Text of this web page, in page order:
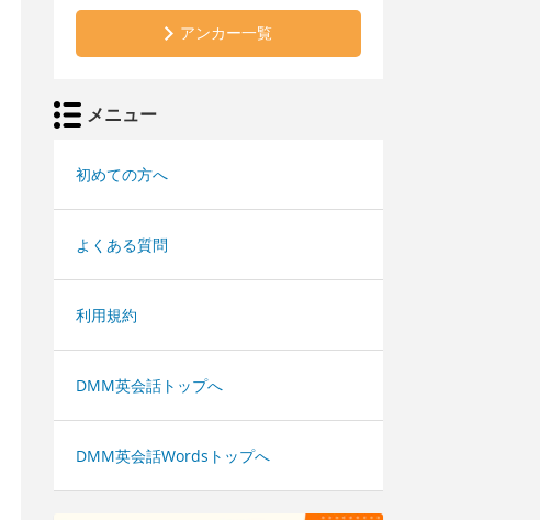
アンカー一覧
メニュー
初めての方へ
よくある質問
利用規約
DMM英会話トップへ
DMM英会話Wordsトップへ